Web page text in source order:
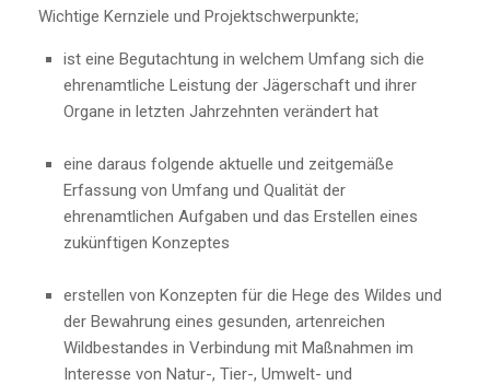
Wichtige Kernziele und Projektschwerpunkte;
ist eine Begutachtung in welchem Umfang sich die
ehrenamtliche Leistung der Jägerschaft und ihrer
Organe in letzten Jahrzehnten verändert hat
eine daraus folgende aktuelle und zeitgemäße
Erfassung von Umfang und Qualität der
ehrenamtlichen Aufgaben und das Erstellen eines
zukünftigen Konzeptes
erstellen von Konzepten für die Hege des Wildes und
der Bewahrung eines gesunden, artenreichen
Wildbestandes in Verbindung mit Maßnahmen im
Interesse von Natur-, Tier-, Umwelt- und